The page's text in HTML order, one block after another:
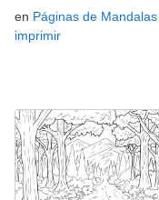
en Páginas de
imprimir